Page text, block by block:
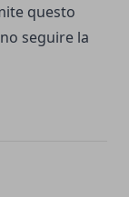
questo
seguire la